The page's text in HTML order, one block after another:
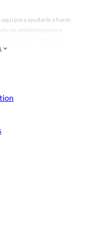
para ayudarte a hacer
un ambiente único y
espacio más tú.
estamos aquí para hacer
que tenemos para ofrecerte en
y Adoquines en Sodimac
para tus proyectos y
lo que tenemos para
y Adoquines en
de renovación y